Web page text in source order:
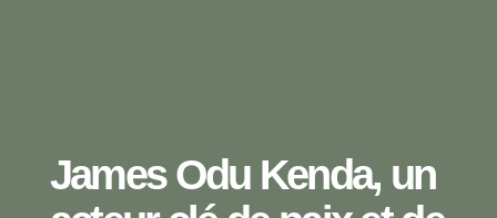
James Odu Kenda, un